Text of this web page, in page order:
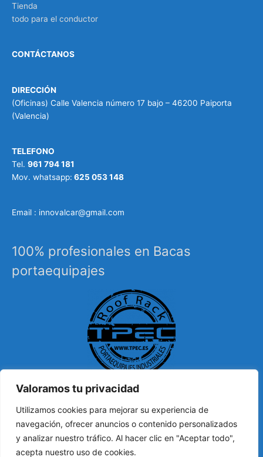
Valoramos tu privacidad
Utilizamos cookies para mejorar su experiencia de
navegación, ofrecer anuncios o contenido personalizados
y analizar nuestro tráfico. Al hacer clic en "Aceptar todo",
acepta nuestro uso de cookies.
Tienda
todo para el conductor
CONTÁCTANOS
DIRECCIÓN
(Oficinas) Calle Valencia número 17 bajo – 46200 Paiporta
(Valencia)
TELEFONO
Tel. 961 794 181
Mov. whatsapp: 625 053 148
Email : innovalcar@gmail.com
100% profesionales en Bacas
portaequipajes
industriales, barras de techo, carrocería, etc…